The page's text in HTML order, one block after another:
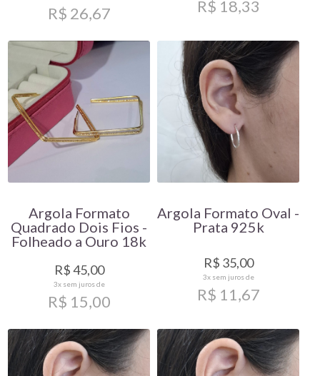
R$ 26,67 R$ 18,33
Argola Formato
Quadrado Dois Fios -
Folheado a Ouro 18k
R$ 45,00
3xsem juros de
R$ 15,00
Argola Formato Oval -
Prata 925k
R$ 35,00
3xsem juros de
R$ 11,67